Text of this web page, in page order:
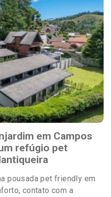
em Campos
refúgio pet
pousada pet friendly em
contato com a